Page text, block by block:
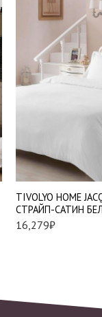
TIVOLYO HOME
СТРАЙП-САТИН
16,279₽
Евро